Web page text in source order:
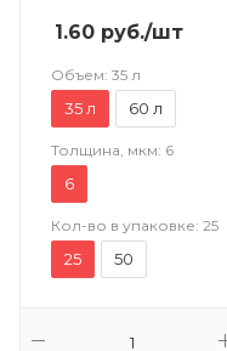
1.60 руб./шт
Объем: 35 л
35 л 60 л
Толщина, мкм: 6
6
Кол-во в упаковке: 25
25 50